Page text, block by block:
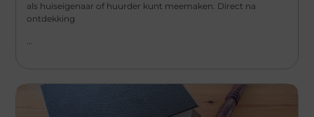
als huiseigenaar of huurder kunt meemaken. Direct na
ontdekking
...